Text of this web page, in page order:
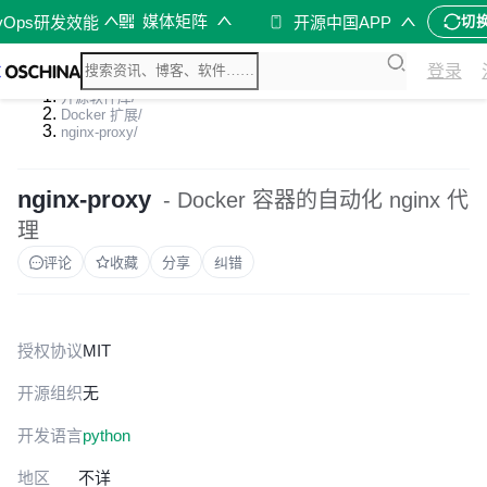
研发效能 媒体矩阵 开源中国APP 切
登录
开源软件库/
Docker 扩展/
nginx-proxy/
nginx-proxy - Docker 容器的自动化 nginx 代
理
评论 收藏 分享 纠错
授权协议MIT
开源组织无
开发语言python
地区 不详